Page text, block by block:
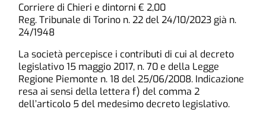
Corriere di Chieri e dintorni € 2,00
Reg. Tribunale di Torino n. 22 del 24/10/2023 già n.
24/1948
La società percepisce i contributi di cui al decreto
legislativo 15 maggio 2017, n. 70 e della Legge
Regione Piemonte n. 18 del 25/06/2008. Indicazione
resa ai sensi della lettera f) del comma 2
dell’articolo 5 del medesimo decreto legislativo.